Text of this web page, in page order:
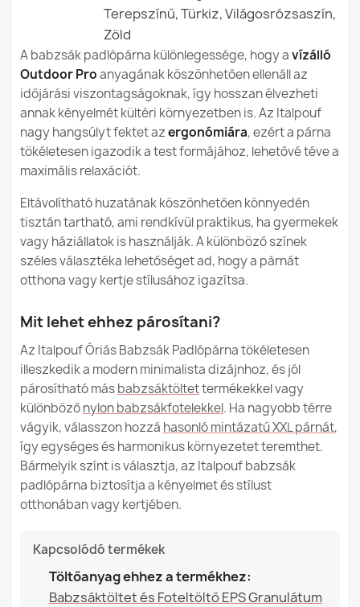
Óriás Babzsák Padlópárna XL gyerekeknek - Puha
Bársony
32 990,00 Ft
Óriás Babzsák Padlópárna XL gyerekeknek - Strukturált
32 990,00 Ft
Óriás Babzsák Padlópárna XXL felnőtteknek -
Strukturált Bársony Dot
55 990,00 Ft
Óriás Babzsák Padlópárna XL gyerekeknek - Bouclé
(Báránybőr hatású)
39 990,00 Ft
Terepszínű, Türkiz, Világosrózsaszín,
Zöld
A babzsák padlópárna különlegessége, hogy avízálló
Outdoor Proanyagának köszönhetően ellenáll az
időjárási viszontagságoknak, így hosszan élvezheti
annak kényelmét kültéri környezetben is. Az Italpouf
nagy hangsúlyt fektet azergonómiára, ezért a párna
tökéletesen igazodik a test formájához, lehetővé téve a
maximális relaxációt.
Eltávolítható huzatának köszönhetően könnyedén
tisztán tartható, ami rendkívül praktikus, ha gyermekek
vagy háziállatok is használják. A különböző színek
széles választéka lehetőséget ad, hogy a párnát
otthona vagy kertje stílusához igazítsa.
Mit lehet ehhez párosítani?
Az Italpouf Óriás Babzsák Padlópárna tökéletesen
illeszkedik a modern minimalista dizájnhoz, és jól
párosítható másbabzsáktöltettermékekkel vagy
különbözőnylon babzsákfotelekkel. Ha nagyobb térre
vágyik, válasszon hozzá hasonló mintázatú XXL párnát,
így egységes és harmonikus környezetet teremthet.
Bármelyik színt is választja, az Italpouf babzsák
padlópárna biztosítja a kényelmet és stílust
otthonában vagy kertjében.
Kapcsolódó termékek
Töltőanyag ehhez a termékhez:
Babzsáktöltet és Foteltöltő EPS Granulátum